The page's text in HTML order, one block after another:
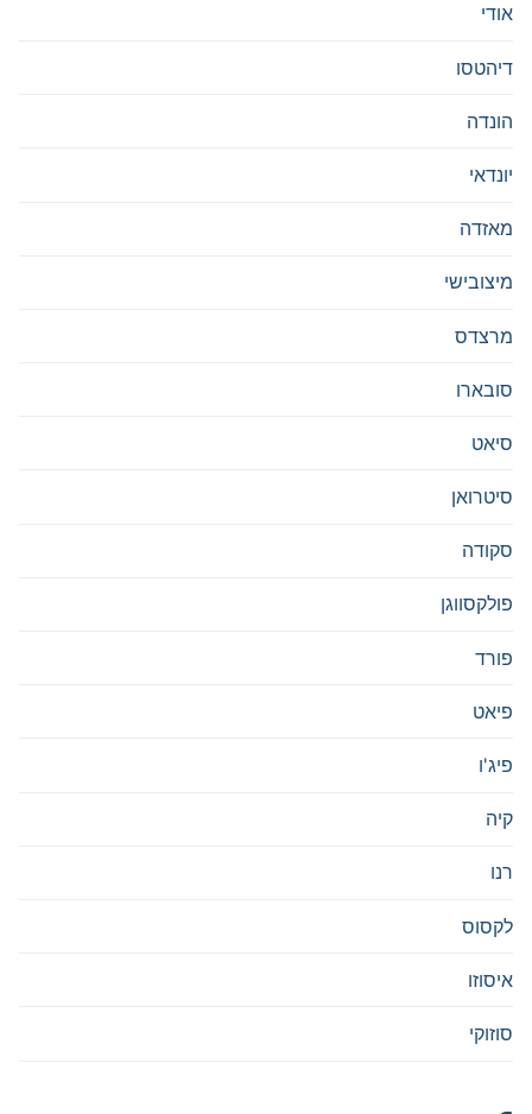
אודי
דיהטסו
הונדה
יונדאי
מאזדה
מיצובישי
מרצדס
סובארו
סיאט
סיטרואן
סקודה
פולקסווגן
פורד
פיאט
פיג'ו
קיה
רנו
לקסוס
איסוזו
סוזוקי